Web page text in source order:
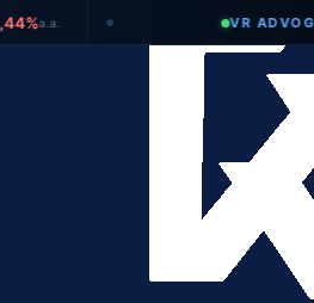
● VR ADVOGADOS